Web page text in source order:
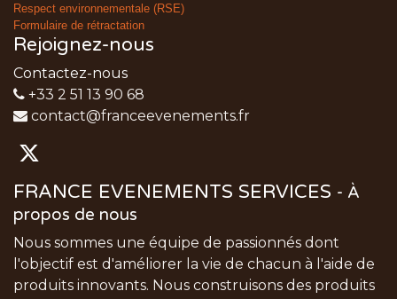
Respect environnementale (RSE)
Formulaire de rétractation
Rejoignez-nous
Contactez-nous
+33 2 51 13 90 68
contact@franceevenements.fr
FRANCE EVENEMENTS SERVICES - À
propos de nous
Nous sommes une équipe de passionnés dont
l'objectif est d'améliorer la vie de chacun à l'aide de
produits innovants. Nous construisons des produits